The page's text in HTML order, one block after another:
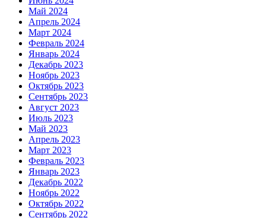
Май 2024
Апрель 2024
Март 2024
Февраль 2024
Январь 2024
Декабрь 2023
Ноябрь 2023
Октябрь 2023
Сентябрь 2023
Август 2023
Июль 2023
Май 2023
Апрель 2023
Март 2023
Февраль 2023
Январь 2023
Декабрь 2022
Ноябрь 2022
Октябрь 2022
Сентябрь 2022